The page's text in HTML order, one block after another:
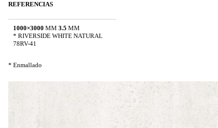
REFERENCIAS
1000×3000 MM 3.5 MM
* RIVERSIDE WHITE NATURAL
78RV-41
* Enmallado